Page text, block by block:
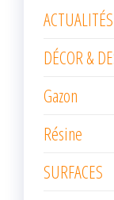
ACTUALITÉS
DÉCOR &
Gazon
Résine
SURFACES